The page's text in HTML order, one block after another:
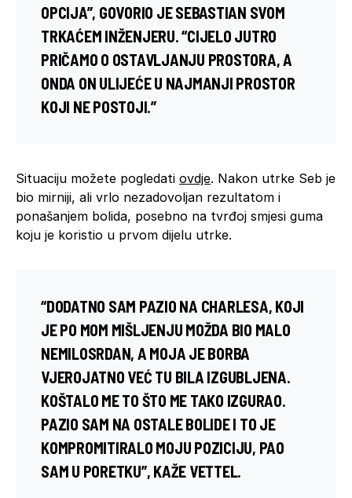
OPCIJA”, GOVORIO JE SEBASTIAN SVOM
TRKAĆEM INŽENJERU. “CIJELO JUTRO
PRIČAMO O OSTAVLJANJU PROSTORA, A
ONDA ON ULIJEĆE U NAJMANJI PROSTOR
KOJI NE POSTOJI.”
Situaciju možete pogledati ovdje. Nakon utrke Seb je
bio mirniji, ali vrlo nezadovoljan rezultatom i
ponašanjem bolida, posebno na tvrđoj smjesi guma
koju je koristio u prvom dijelu utrke.
“DODATNO SAM PAZIO NA CHARLESA, KOJI
JE PO MOM MIŠLJENJU MOŽDA BIO MALO
NEMILOSRDAN, A MOJA JE BORBA
VJEROJATNO VEĆ TU BILA IZGUBLJENA.
KOŠTALO ME TO ŠTO ME TAKO IZGURAO.
PAZIO SAM NA OSTALE BOLIDE I TO JE
KOMPROMITIRALO MOJU POZICIJU, PAO
SAM U PORETKU”, KAŽE VETTEL.